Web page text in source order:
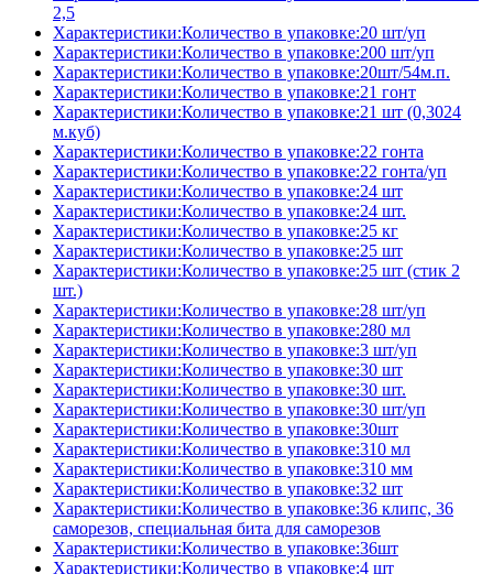
2,5
Характеристики:Количество в упаковке:20 шт/уп
Характеристики:Количество в упаковке:200 шт/уп
Характеристики:Количество в упаковке:20шт/54м.п.
Характеристики:Количество в упаковке:21 гонт
Характеристики:Количество в упаковке:21 шт (0,3024
м.куб)
Характеристики:Количество в упаковке:22 гонта
Характеристики:Количество в упаковке:22 гонта/уп
Характеристики:Количество в упаковке:24 шт
Характеристики:Количество в упаковке:24 шт.
Характеристики:Количество в упаковке:25 кг
Характеристики:Количество в упаковке:25 шт
Характеристики:Количество в упаковке:25 шт (стик 2
шт.)
Характеристики:Количество в упаковке:28 шт/уп
Характеристики:Количество в упаковке:280 мл
Характеристики:Количество в упаковке:3 шт/уп
Характеристики:Количество в упаковке:30 шт
Характеристики:Количество в упаковке:30 шт.
Характеристики:Количество в упаковке:30 шт/уп
Характеристики:Количество в упаковке:30шт
Характеристики:Количество в упаковке:310 мл
Характеристики:Количество в упаковке:310 мм
Характеристики:Количество в упаковке:32 шт
Характеристики:Количество в упаковке:36 клипс, 36
саморезов, специальная бита для саморезов
Характеристики:Количество в упаковке:36шт
Характеристики:Количество в упаковке:4 шт